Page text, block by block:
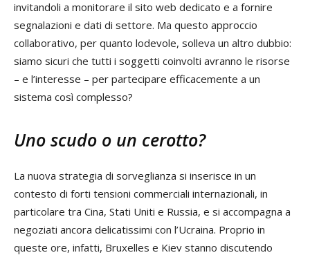
invitandoli a monitorare il sito web dedicato e a fornire
segnalazioni e dati di settore. Ma questo approccio
collaborativo, per quanto lodevole, solleva un altro dubbio:
siamo sicuri che tutti i soggetti coinvolti avranno le risorse
– e l’interesse – per partecipare efficacemente a un
sistema così complesso?
Uno scudo o un cerotto?
La nuova strategia di sorveglianza si inserisce in un
contesto di forti tensioni commerciali internazionali, in
particolare tra Cina, Stati Uniti e Russia, e si accompagna a
negoziati ancora delicatissimi con l’Ucraina. Proprio in
queste ore, infatti, Bruxelles e Kiev stanno discutendo